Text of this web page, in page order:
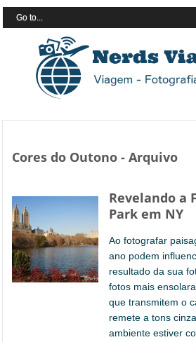
Cores do Outono - Arquivo
Revelando a
Park em NY
Ao fotografar
ano podem
resultado da sua
fotos mais
que transmitem o
remete a tons
ambiente estiver